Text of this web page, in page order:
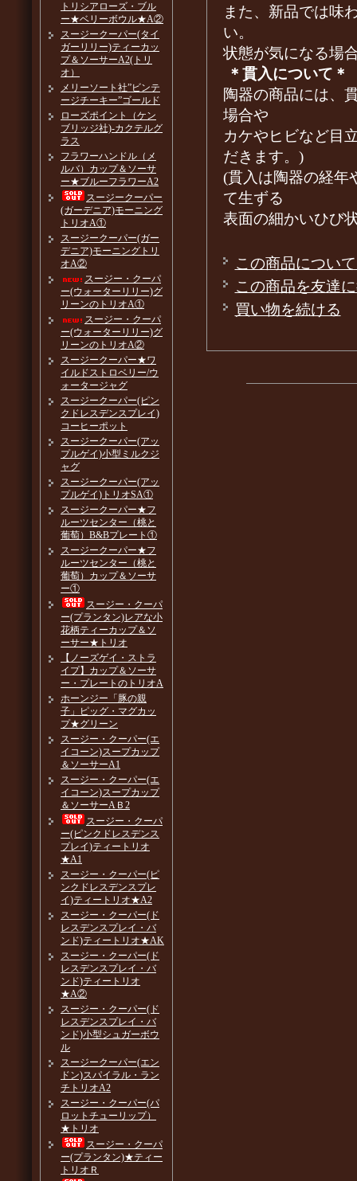
また、新品では味
い。
状態が気になる場
＊貫入について＊
陶器の商品には、
場合や
カケやヒビなど目
だきます。)
(貫入は陶器の経年
て生ずる
表面の細かいひび
この商品につい
この商品を友達
買い物を続ける
トリシアローズ・ブル
ー★ベリーボウル★A②
スージークーパー(タイ
ガーリリー)ティーカッ
プ＆ソーサーA2(トリ
オ）
メリーソート社”ビンテ
ージチーキー”ゴールド
ローズポイント（ケン
ブリッジ社)-カクテルグ
ラス
フラワーハンドル（メ
ルバ）カップ＆ソーサ
ー★ブルーフラワーA2
スージークーパー
(ガーデニア)モーニング
トリオA①
スージークーパー(ガー
デニア)モーニングトリ
オA②
スージー・クーパ
ー(ウォーターリリー)グ
リーンのトリオA①
スージー・クーパ
ー(ウォーターリリー)グ
リーンのトリオA②
スージークーパー★ワ
イルドストロベリー/ウ
ォータージャグ
スージークーパー(ピン
クドレスデンスプレイ)
コーヒーポット
スージークーパー(アッ
プルゲイ)小型ミルクジ
ャグ
スージークーパー(アッ
プルゲイ)トリオSA①
スージークーパー★フ
ルーツセンター（桃と
葡萄）B&Bプレート①
スージークーパー★フ
ルーツセンター（桃と
葡萄）カップ＆ソーサ
ー①
スージー・クーパ
ー(プランタン)レアな小
花柄ティーカップ＆ソ
ーサー★トリオ
【ノーズゲイ・ストラ
イプ】カップ＆ソーサ
ー・プレートのトリオA
ホーンジー「豚の親
子」ピッグ・マグカッ
プ★グリーン
スージー・クーパー(エ
イコーン)スープカップ
＆ソーサーA1
スージー・クーパー(エ
イコーン)スープカップ
＆ソーサーAＢ2
スージー・クーパ
ー(ピンクドレスデンス
プレイ)ティートリオ
★A1
スージー・クーパー(ピ
ンクドレスデンスプレ
イ)ティートリオ★A2
スージー・クーパー(ド
レスデンスプレイ・バ
ンド)ティートリオ★AK
スージー・クーパー(ド
レスデンスプレイ・バ
ンド)ティートリオ
★A②
スージー・クーパー(ド
レスデンスプレイ・バ
ンド)小型シュガーボウ
ル
スージークーパー(エン
ドン)スパイラル・ラン
チトリオA2
スージー・クーパー(パ
ロットチューリップ）
★トリオ
スージー・クーパ
ー(プランタン)★ティー
トリオＲ